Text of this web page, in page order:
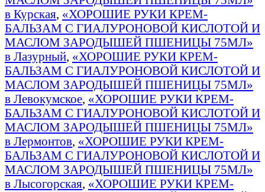
в Курская, «ХОРОШИЕ РУКИ КРЕМ-
БАЛЬЗАМ С ГИАЛУРОНОВОЙ КИСЛОТОЙ И
МАСЛОМ ЗАРОДЫШЕЙ ПШЕНИЦЫ 75МЛ»
в Лазурный, «ХОРОШИЕ РУКИ КРЕМ-
БАЛЬЗАМ С ГИАЛУРОНОВОЙ КИСЛОТОЙ И
МАСЛОМ ЗАРОДЫШЕЙ ПШЕНИЦЫ 75МЛ»
в Левокумское, «ХОРОШИЕ РУКИ КРЕМ-
БАЛЬЗАМ С ГИАЛУРОНОВОЙ КИСЛОТОЙ И
МАСЛОМ ЗАРОДЫШЕЙ ПШЕНИЦЫ 75МЛ»
в Лермонтов, «ХОРОШИЕ РУКИ КРЕМ-
БАЛЬЗАМ С ГИАЛУРОНОВОЙ КИСЛОТОЙ И
МАСЛОМ ЗАРОДЫШЕЙ ПШЕНИЦЫ 75МЛ»
в Лысогорская, «ХОРОШИЕ РУКИ КРЕМ-